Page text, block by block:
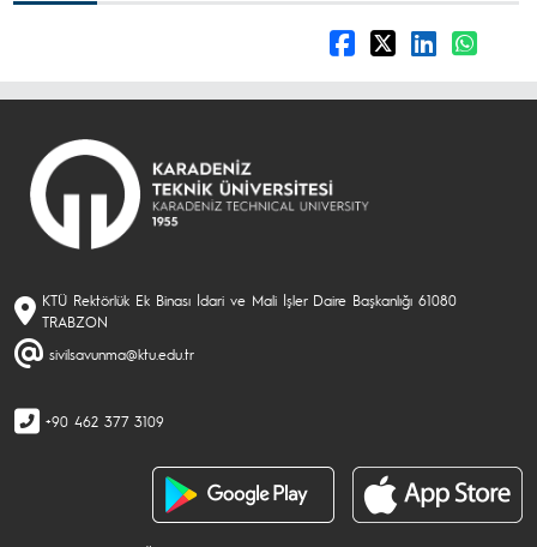
KTÜ Rektörlük Ek Binası İdari ve Mali İşler Daire Başkanlığı 61080
TRABZON
sivilsavunma@ktu.edu.tr
+90 462 377 3109